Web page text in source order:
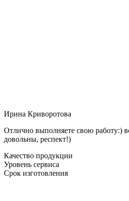
Ирина Криворотова
Отлично выполняете свою работу:)
довольны, респект!)
Качество продукции
Уровень сервиса
Срок изготовления